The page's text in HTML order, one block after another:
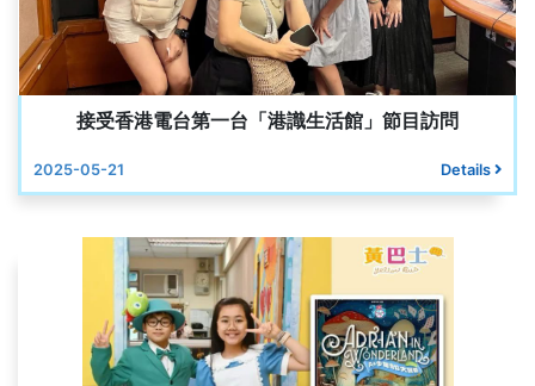
接受香港電台第一台「港識生活館」節目訪問
2025-05-21 Details